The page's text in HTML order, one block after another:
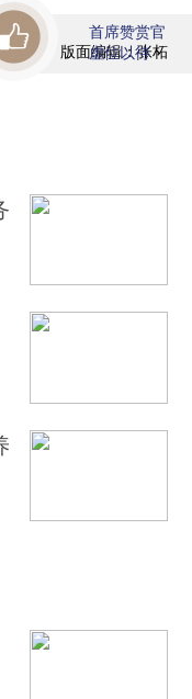
版面编辑：张柘
首席赞赏官
虚位以待